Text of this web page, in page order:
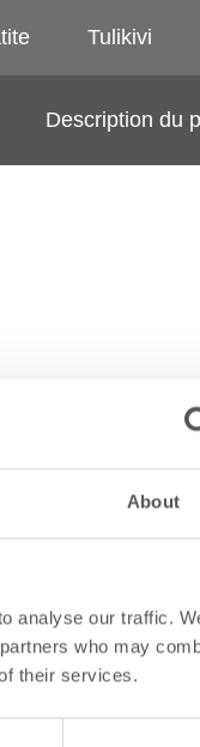
About
analyse our traffic.
who may
their services.
Tulikivi
Description du